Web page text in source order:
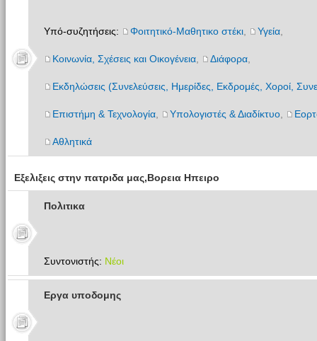
Υπό-συζητήσεις: Φοιτητικό-Μαθητικο στέκι, Υγεία,
Κοινωνία, Σχέσεις και Οικογένεια, Διάφορα,
Εκδηλώσεις (Συνελεύσεις, Ημερίδες, Εκδρομές, Χοροί,
Επιστήμη & Τεχνολογία, Υπολογιστές & Διαδίκτυο,
Αθλητικά
Εξελιξεις στην πατριδα μας,Βορεια Ηπειρο
Πολιτικα
Συντονιστής: Νέοι
Εργα υποδομης